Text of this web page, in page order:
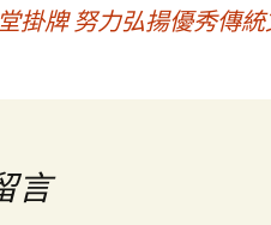
掛牌 努力弘揚優秀傳
言